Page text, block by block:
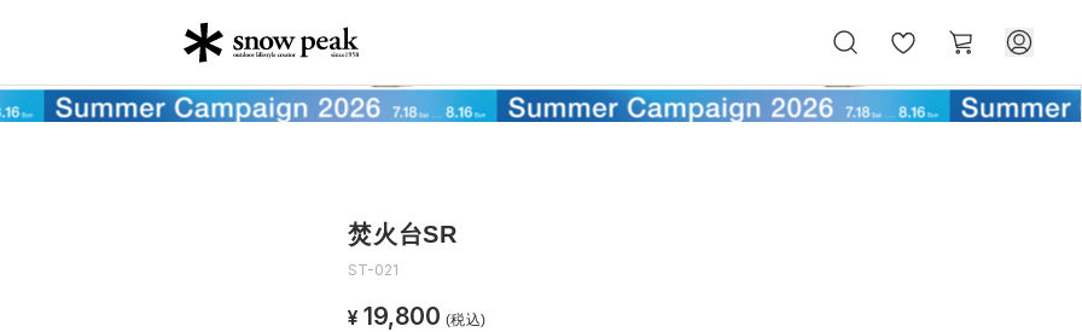
気
に
ー
ト
焚火台SR
ST-021
¥ 19,800 (税込)